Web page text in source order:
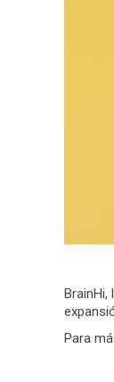
Para